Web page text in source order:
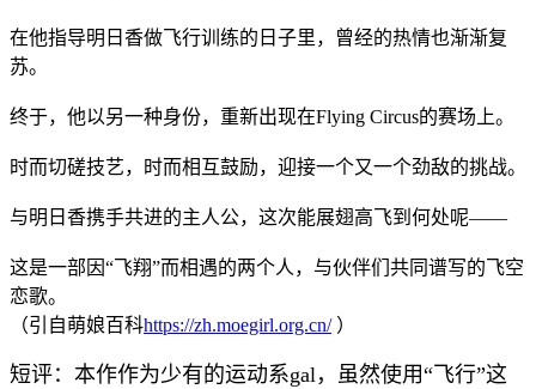
在他指导明日香做飞行训练的日子里，曾经的热情也渐渐复
苏。
终于，他以另一种身份，重新出现在Flying Circus的赛场上。
时而切磋技艺，时而相互鼓励，迎接一个又一个劲敌的挑战。
与明日香携手共进的主人公，这次能展翅高飞到何处呢——
这是一部因“飞翔”而相遇的两个人，与伙伴们共同谱写的飞空
恋歌。
（引自萌娘百科https://zh.moegirl.org.cn/）
短评：本作作为少有的运动系gal，虽然使用“飞行”这